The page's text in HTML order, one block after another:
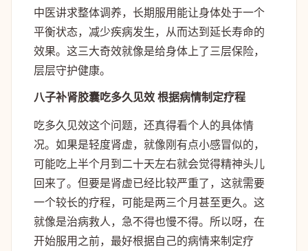
中医讲求整体调养，长期服用能让身体处于一个
平衡状态，减少疾病发生，从而达到延长寿命的
效果。这三大奇效就像是给身体上了三层保险，
层层守护健康。
八子补肾胶囊吃多久见效 根据病情制定疗程
吃多久见效这个问题，还真得看个人的具体情
况。如果是轻度肾虚，就像刚有点小感冒似的，
可能吃上半个月到二十天左右就会觉得精神头儿
回来了。但要是肾虚已经比较严重了，这就需要
一个较长的疗程，可能是两三个月甚至更久。这
就像是治病救人，急不得也慢不得。所以呀，在
开始服用之前，最好根据自己的病情来制定疗